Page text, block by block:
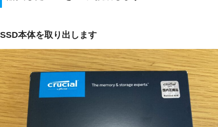
SSD本体を取り出します